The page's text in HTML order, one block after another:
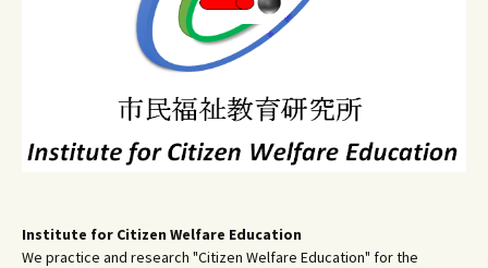
Institute for Citizen Welfare Education
We practice and research "Citizen Welfare Education" for the